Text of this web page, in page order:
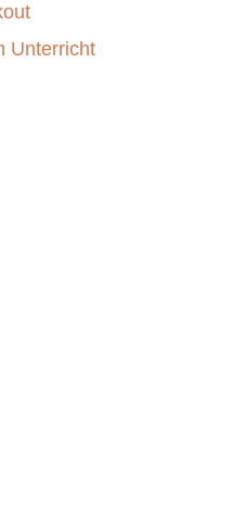
Unterricht